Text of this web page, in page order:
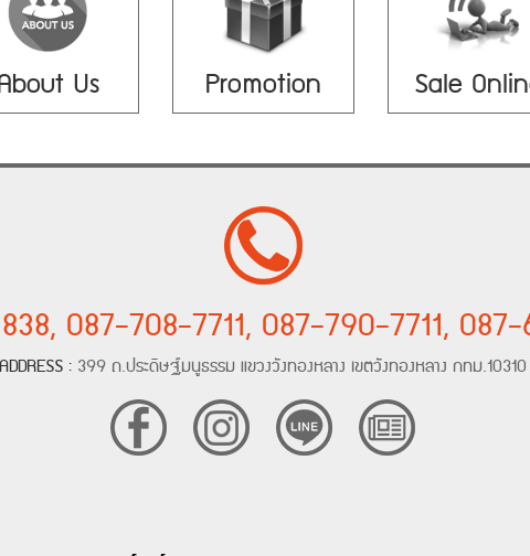
Us Promotion Sale
087-708-7711, 087-790-7711,
ADDRESS : 399 ถ.ประดิษฐ์มนูธรรม แขวงวังทองหลาง เขตวังทองหลาง กทม.10310